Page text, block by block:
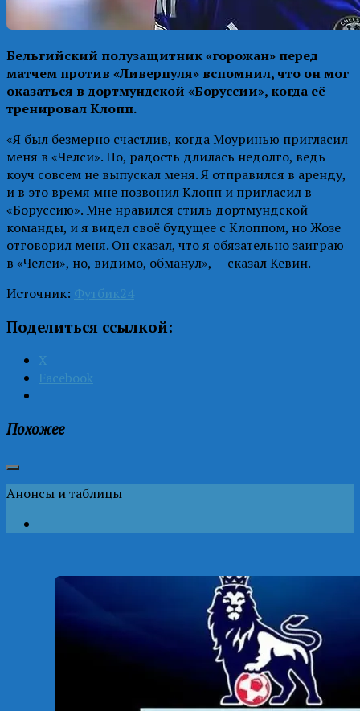
Бельгийский полузащитник «горожан» перед
матчем против «Ливерпуля» вспомнил, что он мог
оказаться в дортмундской «Боруссии», когда её
тренировал Клопп.
«Я был безмерно счастлив, когда Моуринью пригласил
меня в «Челси». Но, радость длилась недолго, ведь
коуч совсем не выпускал меня. Я отправился в аренду,
и в это время мне позвонил Клопп и пригласил в
«Боруссию». Мне нравился стиль дортмундской
команды, и я видел своё будущее с Клоппом, но Жозе
отговорил меня. Он сказал, что я обязательно заиграю
в «Челси», но, видимо, обманул», — сказал Кевин.
Источник: Футбик24
Поделиться ссылкой:
X
Facebook
Похожее
Анонсы и таблицы